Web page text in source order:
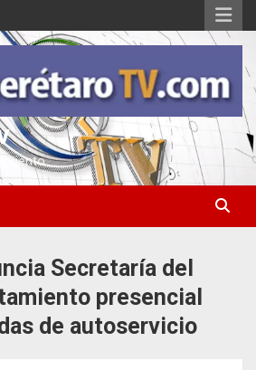
Secretaría del
presencial
de autoservicio